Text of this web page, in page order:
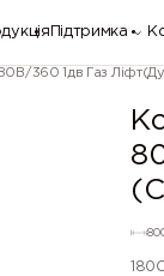
Підтримка
360 1дв Газ